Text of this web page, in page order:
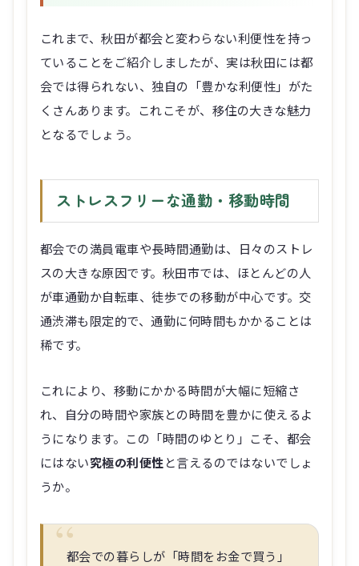
これまで、秋田が都会と変わらない利便性を持っ
ていることをご紹介しましたが、実は秋田には都
会では得られない、独自の「豊かな利便性」がた
くさんあります。これこそが、移住の大きな魅力
となるでしょう。
ストレスフリーな通勤・移動時間
都会での満員電車や長時間通勤は、日々のストレ
スの大きな原因です。秋田市では、ほとんどの人
が車通勤か自転車、徒歩での移動が中心です。交
通渋滞も限定的で、通勤に何時間もかかることは
稀です。
これにより、移動にかかる時間が大幅に短縮さ
れ、自分の時間や家族との時間を豊かに使えるよ
うになります。この「時間のゆとり」こそ、都会
にはない究極の利便性と言えるのではないでしょ
うか。
都会での暮らしが「時間をお金で買う」